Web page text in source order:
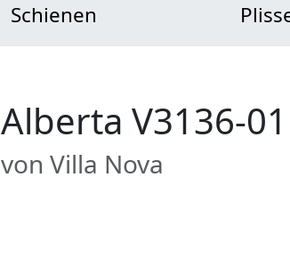
Schienen
Alberta V3136-01
von Villa Nova